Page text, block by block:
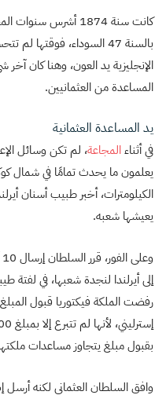
كانت سنة 1874 أشرس
بالسنة 47 السوداء،
الإنجليزية يد العون، وهنا كان آخر
المساعدة من العثمانيين.
يد المساعدة العثمانية
في أثناءالمجاعة، لم تكن وسائل
يعلمون ما يحدث تمامًا في شمال
الكيلومترات، أخبر طبيب أسنان
يعيشها شعبه.
إلى أيرلندا لنجدة شعبها، في لفتة
بقبول مبلغ يتجاوز مساعدات
وافق السلطان العثماني لكنه